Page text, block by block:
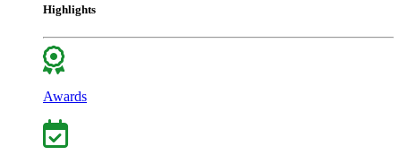
Highlights
Awards